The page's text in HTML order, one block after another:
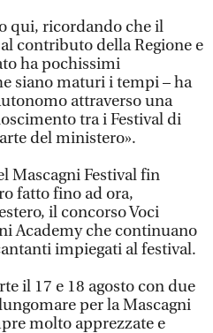
qui, ricordando che il
contributo della Regione e
ha pochissimi
siano maturi i tempi – ha
attraverso una
tra i Festival di
del ministero».
Mascagni Festival fin
fatto fino ad ora,
il concorso Voci
Academy che continuano
impiegati al festival.
il 17 e 18 agosto con due
per la Mascagni
molto apprezzate e